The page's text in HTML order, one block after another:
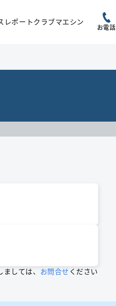
レポートクラブマエシン
お電話
しては、 お問合せ ください